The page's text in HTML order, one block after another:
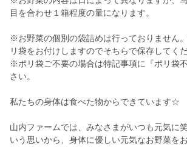
目を合わせ１箱程度の量になります。
※お野菜の個別の袋詰めは行っておりません
リ袋をお付けしますのでそちらで保存してくだ
※ポリ袋ご不要の場合は特記事項に『ポリ袋
さい。
私たちの身体は食べた物からできています☆
山内ファームでは、みなさまがいつも元気に
いう思いから、身体に優しい元気なお野菜を